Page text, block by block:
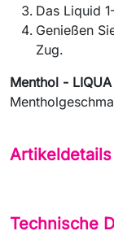
Das Liquid
Genießen
Zug.
Menthol - LIQUA
Artikeldetails
Technische